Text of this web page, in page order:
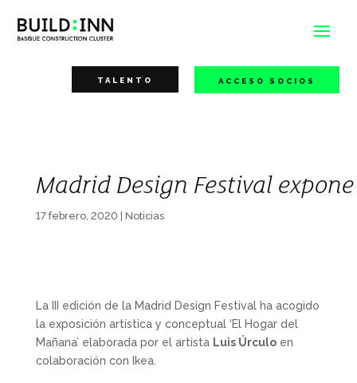
TALENTO ACCESO SOCIOS
Madrid Design Festival
17 febrero, 2020| Noticias
La III edición de la Madrid Design Festival ha acogido
la exposición artística y conceptual ‘El Hogar del
Mañana’ elaborada por el artista Luis Úrculoen
colaboración con Ikea.